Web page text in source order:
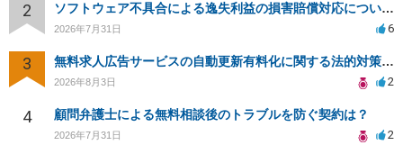
2 ソフトウェア不具合による逸失利益の損害賠償対応について相談
2026年7月31日 6
3 無料求人広告サービスの自動更新有料化に関する法的対策は？
2026年8月3日 2
4 顧問弁護士による無料相談後のトラブルを防ぐ契約は？
2026年7月31日 2